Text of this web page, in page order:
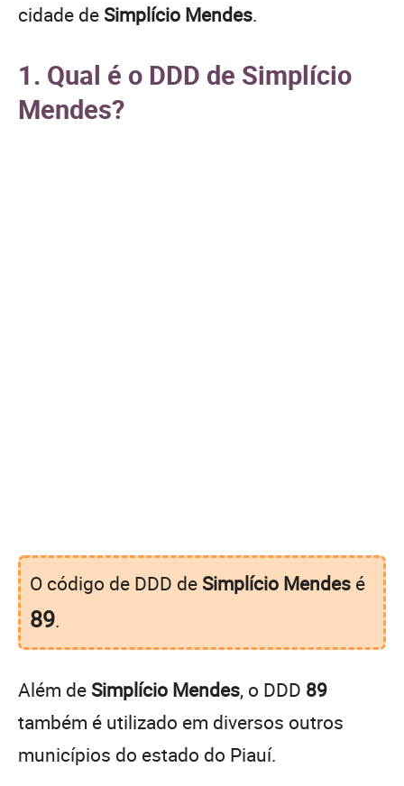
cidade de Simplício Mendes.
1. Qual é o DDD de Simplício
Mendes?
O código de DDD de Simplício Mendes é
89.
Além de Simplício Mendes, o DDD 89
também é utilizado em diversos outros
municípios do estado do Piauí.